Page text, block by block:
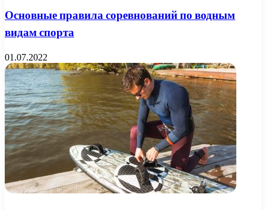
Основные правила соревнований по водным
видам спорта
01.07.2022